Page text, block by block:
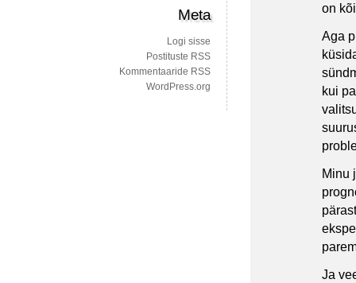
on
Aga
kui
Minu
Ja
Meta
Logi sisse
Postituste RSS
Kommentaaride RSS
WordPress.org